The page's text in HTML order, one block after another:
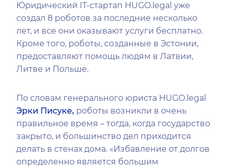
Юридический IT-стартап HUGO.legal уже
создал 8 роботов за последние несколько
лет, и все они оказывают услуги бесплатно.
Кроме того, роботы, созданные в Эстонии,
предоставляют помощь людям в Латвии,
Литве и Польше.
По словам генерального юриста HUGO.legal
Эрки Писуке, роботы возникли в очень
правильное время – тогда, когда государство
закрыто, и большинство дел приходится
делать в стенах дома. «Избавление от долгов
определенно является большим